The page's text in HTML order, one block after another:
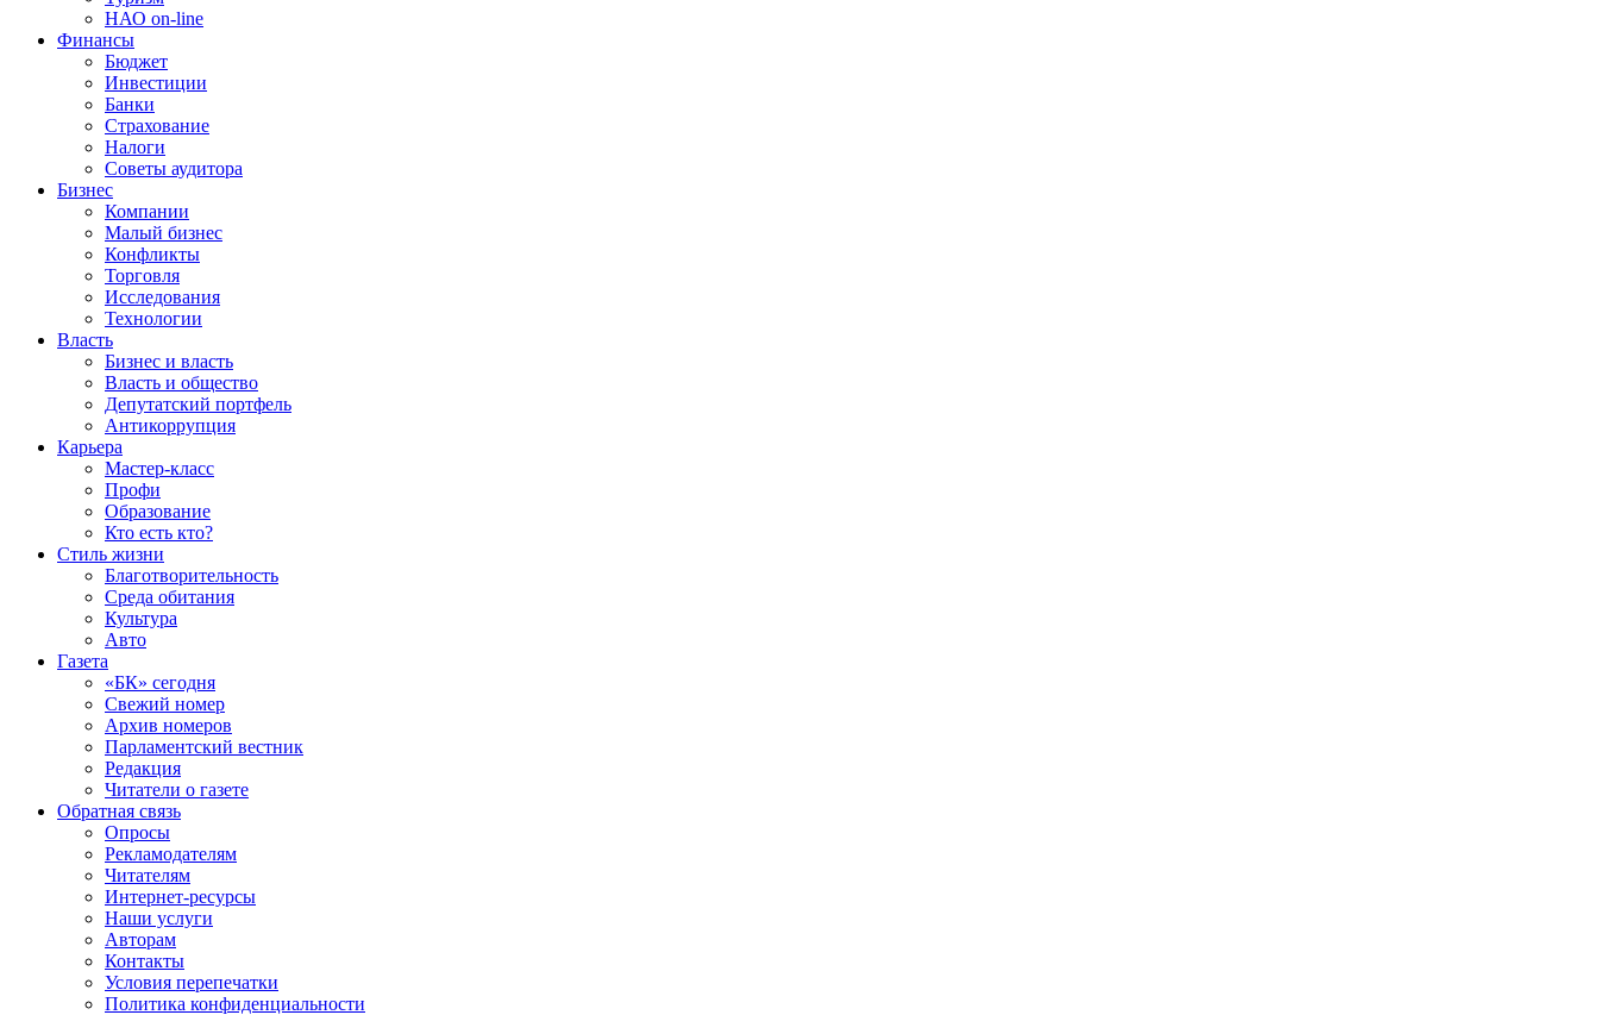
НАО on-line
Финансы
Бюджет
Инвестиции
Банки
Страхование
Налоги
Советы аудитора
Бизнес
Компании
Малый бизнес
Конфликты
Торговля
Исследования
Технологии
Власть
Бизнес и власть
Власть и общество
Депутатский портфель
Антикоррупция
Карьера
Мастер-класс
Профи
Образование
Кто есть кто?
Стиль жизни
Благотворительность
Среда обитания
Культура
Авто
Газета
«БК» сегодня
Свежий номер
Архив номеров
Парламентский вестник
Редакция
Читатели о газете
Обратная связь
Опросы
Рекламодателям
Читателям
Интернет-ресурсы
Наши услуги
Авторам
Контакты
Условия перепечатки
Политика конфиденциальности